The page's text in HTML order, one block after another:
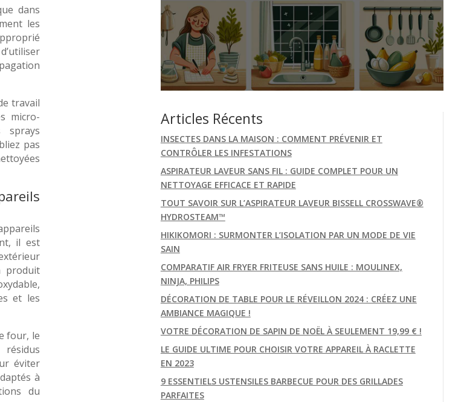
dans
les
travail
micro-
sprays
pas
il est
produit
et les
four, le
éviter
à
du
Articles Récents
INSECTES DANS LA MAISON : COMMENT PRÉVENIR ET
CONTRÔLER LES INFESTATIONS
ASPIRATEUR LAVEUR SANS FIL : GUIDE COMPLET POUR UN
NETTOYAGE EFFICACE ET RAPIDE
TOUT SAVOIR SUR L’ASPIRATEUR LAVEUR BISSELL CROSSWAVE®
HYDROSTEAM™
HIKIKOMORI : SURMONTER L’ISOLATION PAR UN MODE DE VIE
SAIN
COMPARATIF AIR FRYER FRITEUSE SANS HUILE : MOULINEX,
NINJA, PHILIPS
DÉCORATION DE TABLE POUR LE RÉVEILLON 2024 : CRÉEZ UNE
AMBIANCE MAGIQUE !
VOTRE DÉCORATION DE SAPIN DE NOËL À SEULEMENT 19,99 € !
LE GUIDE ULTIME POUR CHOISIR VOTRE APPAREIL À RACLETTE
EN 2023
9 ESSENTIELS USTENSILES BARBECUE POUR DES GRILLADES
PARFAITES